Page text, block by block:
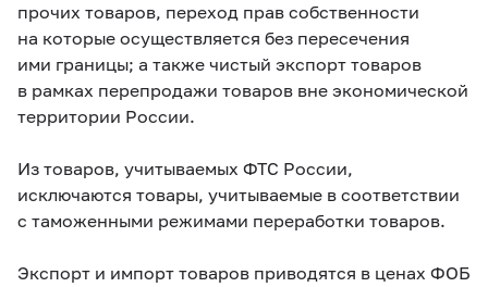
прочих товаров, переход прав собственности
на которые осуществляется без пересечения
ими границы; а также чистый экспорт товаров
в рамках перепродажи товаров вне экономической
территории России.
Из товаров, учитываемых ФТС России,
исключаются товары, учитываемые в соответствии
с таможенными режимами переработки товаров.
Экспорт и импорт товаров приводятся в ценах ФОБ